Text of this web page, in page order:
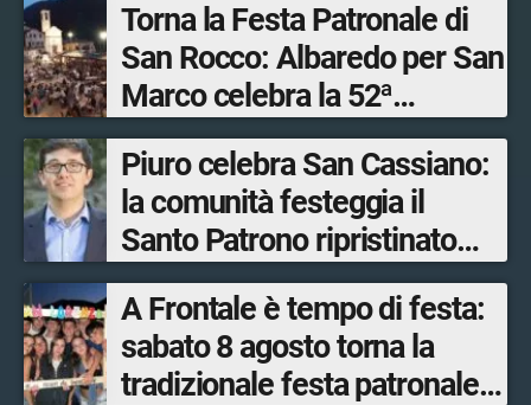
Torna la Festa Patronale di
San Rocco: Albaredo per San
Marco celebra la 52ª
edizione della sua
manifestazione più sentita
Piuro celebra San Cassiano:
la comunità festeggia il
Santo Patrono ripristinato
dopo quattro secoli
A Frontale è tempo di festa:
sabato 8 agosto torna la
tradizionale festa patronale